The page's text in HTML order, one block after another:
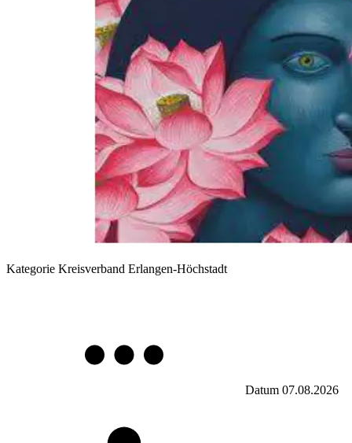
Kategorie Kreisverband Erlangen-Höchstadt
Datum 07.08.2026